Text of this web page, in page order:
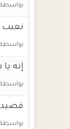
بواسطة
نعيب
بواسطة
إنه
بواسطة
بواسطة